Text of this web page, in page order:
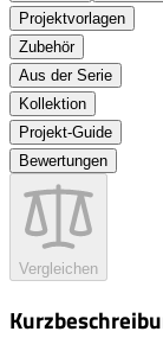
Projektvorlagen
Zubehör
Aus der Serie
Kollektion
Projekt-Guide
Bewertungen
Vergleichen